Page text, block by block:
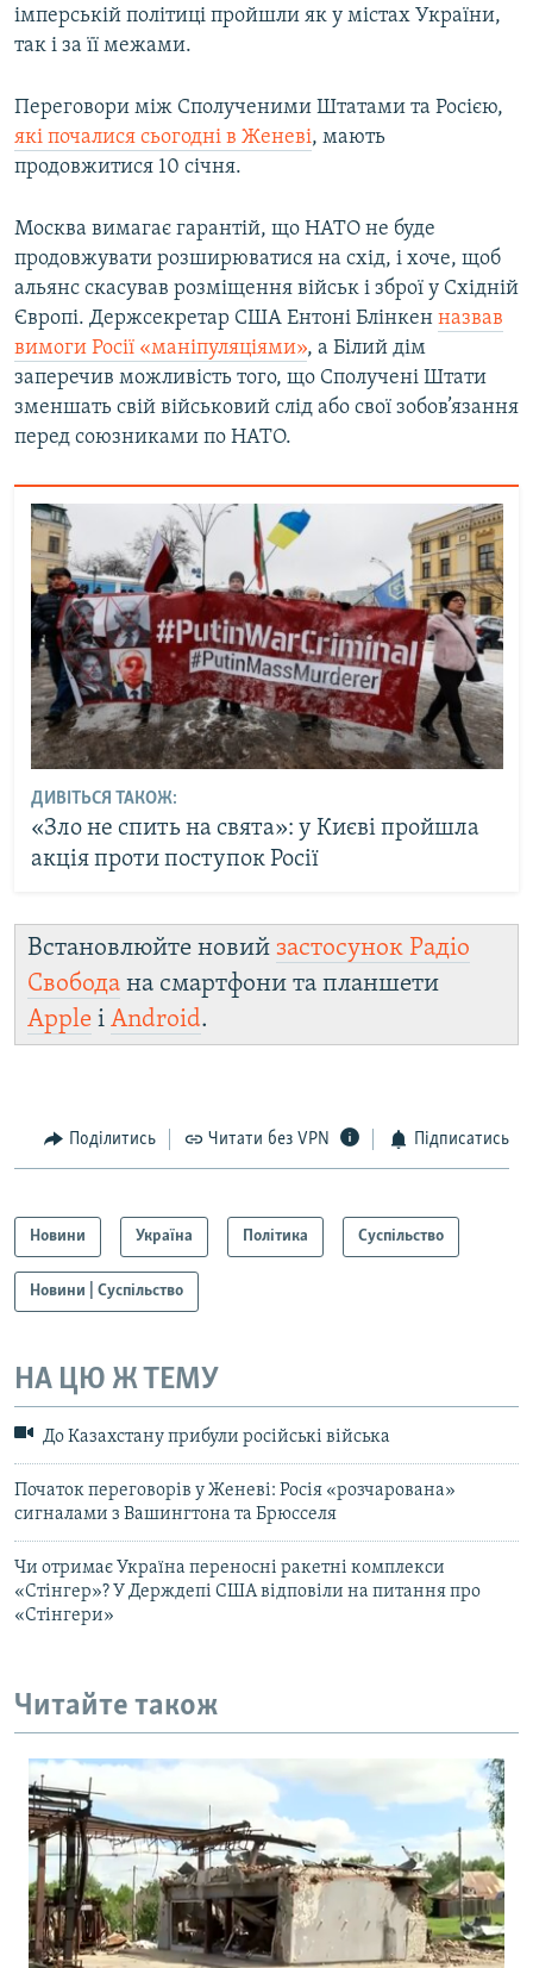
імперській політиці пройшли як у містах України,
так і за її межами.
Переговори між Сполученими Штатами та Росією,
які почалися сьогодні в Женеві, мають
продовжитися 10 січня.
Москва вимагає гарантій, що НАТО не буде
продовжувати розширюватися на схід, і хоче, щоб
альянс скасував розміщення військ і зброї у Східній
Європі. Держсекретар США Ентоні Блінкен назвав
вимоги Росії «маніпуляціями», а Білий дім
заперечив можливість того, що Сполучені Штати
зменшать свій військовий слід або свої зобов’язання
перед союзниками по НАТО.
ДИВІТЬСЯ ТАКОЖ:
«Зло не спить на свята»: у Києві пройшла
акція проти поступок Росії
Встановлюйте новий застосунок Радіо
Свобода на смартфони та планшети
Apple і Android.
Поділитись Читати без VPN Підписатись
Новини Україна Політика Суспільство
Новини | Суспільство
НА ЦЮ Ж ТЕМУ
До Казахстану прибули російські війська
Початок переговорів у Женеві: Росія «розчарована»
сигналами з Вашингтона та Брюсселя
Чи отримає Україна переносні ракетні комплекси
«Стінгер»? У Держдепі США відповіли на питання про
«Стінгери»
Читайте також